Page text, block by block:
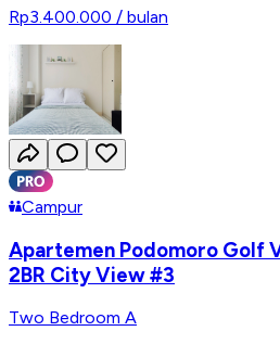
Rp3.400.000 / bulan
Campur
Apartemen Podomoro Golf
2BR City View #3
Two Bedroom A